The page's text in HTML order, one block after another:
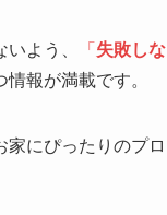
よう、 「 失敗し
報が満載です。
にぴったりのプ